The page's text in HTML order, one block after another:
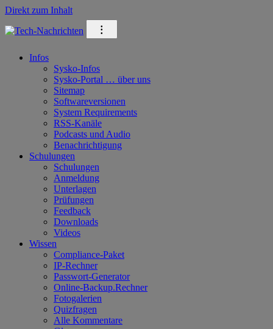
Direkt zum Inhalt
⁝
Infos
Sysko-Infos
Sysko-Portal … über uns
Sitemap
Softwareversionen
System Requirements
RSS-Kanäle
Podcasts und Audio
Benachrichtigung
Schulungen
Schulungen
Anmeldung
Unterlagen
Prüfungen
Feedback
Downloads
Videos
Wissen
Compliance-Paket
IP-Rechner
Passwort-Generator
Online-Backup.Rechner
Fotogalerien
Quizfragen
Alle Kommentare